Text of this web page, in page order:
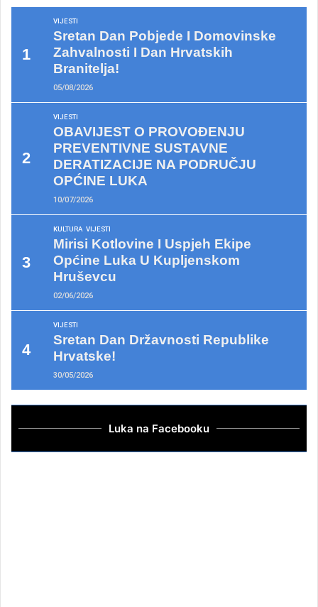
VIJESTI
Sretan Dan Pobjede I Domovinske
Zahvalnosti I Dan Hrvatskih
Branitelja!
05/08/2026
VIJESTI
OBAVIJEST O PROVOĐENJU
PREVENTIVNE SUSTAVNE
DERATIZACIJE NA PODRUČJU
OPĆINE LUKA
10/07/2026
KULTURA VIJESTI
Mirisi Kotlovine I Uspjeh Ekipe
Općine Luka U Kupljenskom
Hruševcu
02/06/2026
VIJESTI
Sretan Dan Državnosti Republike
Hrvatske!
30/05/2026
Luka na Facebooku